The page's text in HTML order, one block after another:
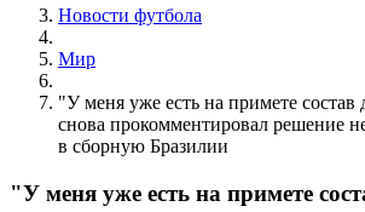
Новости футбола
Мир
"У меня уже есть на примете
снова прокомментировал решение
в сборную Бразилии
"У меня уже есть на примете